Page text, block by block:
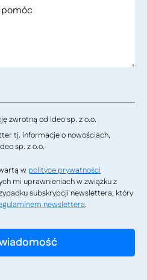
zwrotną od Ideo sp. z o.o.
tj. informacje o nowościach,
sp. z o.o.
w polityce prywatności
mi uprawnieniach w związku z
subskrypcji newslettera, który
newslettera.